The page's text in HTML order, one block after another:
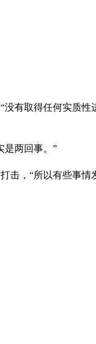
有取得任何实质性
是两回事。”
击，“所以有些事情